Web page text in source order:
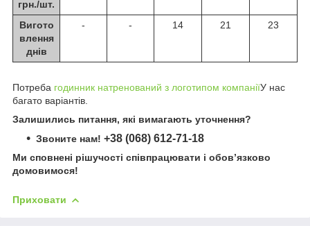
грн./шт.
Вигото
влення
днів
- - 14 21 23
Потреба годинник натренований з логотипом компаніїУ нас
багато варіантів.
Залишились питання, які вимагають уточнення?
Звоните нам! +38 (068) 612-71-18
Ми сповнені рішучості співпрацювати і обов’язково
домовимося!
Приховати